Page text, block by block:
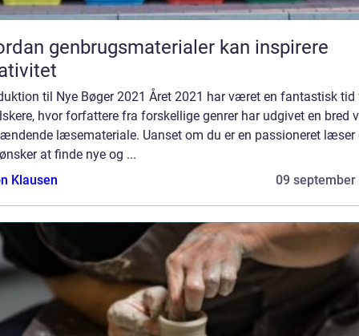
genbrugsmaterialer kan inspirere
til Nye Bøger 2021 Året 2021 har været en fantastisk tid
hvor forfattere fra forskellige genrer har udgivet en bred
læsemateriale. Uanset om du er en passioneret læser
at finde nye og ...
Klausen
09 september